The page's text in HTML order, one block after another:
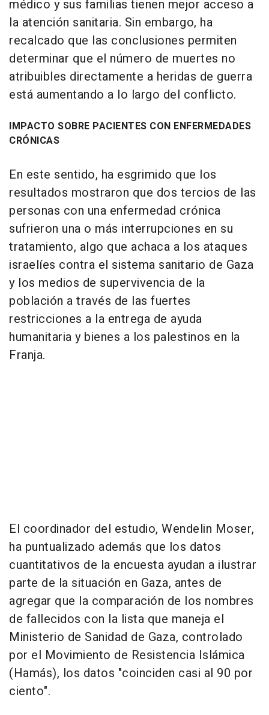
médico y sus familias tienen mejor acceso a
la atención sanitaria. Sin embargo, ha
recalcado que las conclusiones permiten
determinar que el número de muertes no
atribuibles directamente a heridas de guerra
está aumentando a lo largo del conflicto.
IMPACTO SOBRE PACIENTES CON ENFERMEDADES
CRÓNICAS
En este sentido, ha esgrimido que los
resultados mostraron que dos tercios de las
personas con una enfermedad crónica
sufrieron una o más interrupciones en su
tratamiento, algo que achaca a los ataques
israelíes contra el sistema sanitario de Gaza
y los medios de supervivencia de la
población a través de las fuertes
restricciones a la entrega de ayuda
humanitaria y bienes a los palestinos en la
Franja.
El coordinador del estudio, Wendelin Moser,
ha puntualizado además que los datos
cuantitativos de la encuesta ayudan a ilustrar
parte de la situación en Gaza, antes de
agregar que la comparación de los nombres
de fallecidos con la lista que maneja el
Ministerio de Sanidad de Gaza, controlado
por el Movimiento de Resistencia Islámica
(Hamás), los datos "coinciden casi al 90 por
ciento".